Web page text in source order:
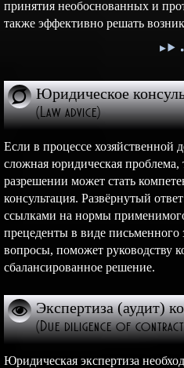
принятия необоснованных и
также эффективно решать
Юридическое
(Law advice)
Если в процессе хозяйственной
сложная юридическая
разрешении может стать
консультация. Развёрнутый
ссылками на нормы
прецеденты в виде
вопросы, поможет руководству
сбалансированное решение.
Экспертиза (аудит)
(Due diligence of
Юридическая экспертиза